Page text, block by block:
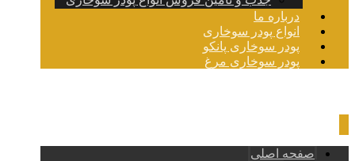
درباره ما
انواع پودر سوخاری
پودر سوخاری پانکو
پودر سوخاری مرغ
صفحه اصلی